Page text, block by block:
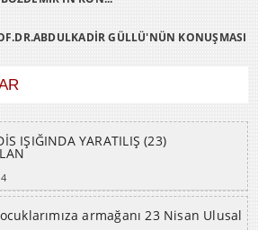
GÜLLÜ'NÜN KONUŞMASI
IŞIĞINDA YARATILIŞ (23)
armağanı 23 Nisan Ulusal